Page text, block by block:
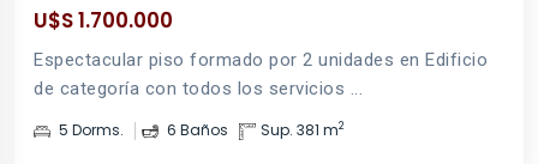
U$S 1.700.000
Espectacular piso formado por 2 unidades en Edificio
de categoría con todos los servicios ...
5 Dorms. 6 Baños Sup. 381 m2